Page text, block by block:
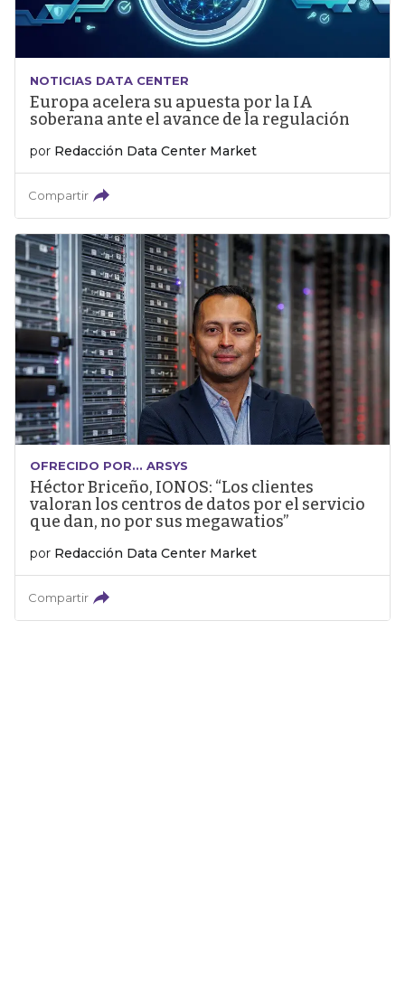
NOTICIAS DATA CENTER
Europa acelera su apuesta por la IA
soberana ante el avance de la regulación
por Redacción Data Center Market
Compartir
OFRECIDO POR... ARSYS
Héctor Briceño, IONOS: “Los clientes
valoran los centros de datos por el servicio
que dan, no por sus megawatios”
por Redacción Data Center Market
Compartir